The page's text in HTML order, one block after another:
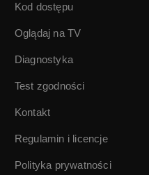
Kod dostępu
Oglądaj na TV
Diagnostyka
Test zgodności
Kontakt
Regulamin i licencje
Polityka prywatności